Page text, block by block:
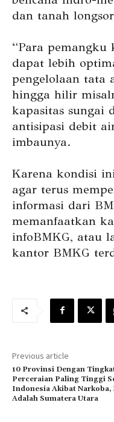
dan tanah
“Para
dapat lebih
pengelolaan tata
hingga hilir
kapasitas sungai
antisipasi debit
imbaunya.
Karena kondisi
agar terus
informasi dari
memanfaatkan
infoBMKG, atau
kantor BMKG
Previous article
10 Provinsi Dengan
Perceraian Paling Tinggi
Indonesia Akibat Narkoba,
Adalah Sumatera Utara